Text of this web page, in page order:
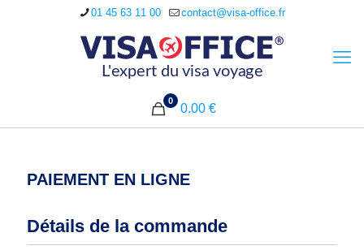
01 45 63 11 00 contact@visa-office.fr
0
0.00 €
PAIEMENT EN LIGNE
Détails de la commande